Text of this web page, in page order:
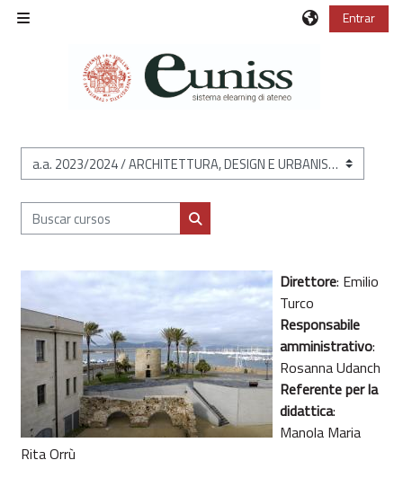
Salta al contenido principal
Entrar
Categorías
Buscar cursos
Buscar cursos
Direttore: Emilio
Turco
Responsabile
amministrativo:
Rosanna Udanch
Referente per la
didattica:
Manola Maria
Rita Orrù